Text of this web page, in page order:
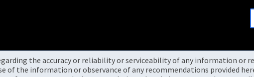
the accuracy or reliability or serviceability of any information or
of the information or observance of any recommendations provided